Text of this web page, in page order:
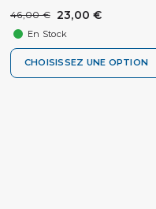
46,00 € 23,00 €
En Stock
CHOISISSEZ UNE OPTION